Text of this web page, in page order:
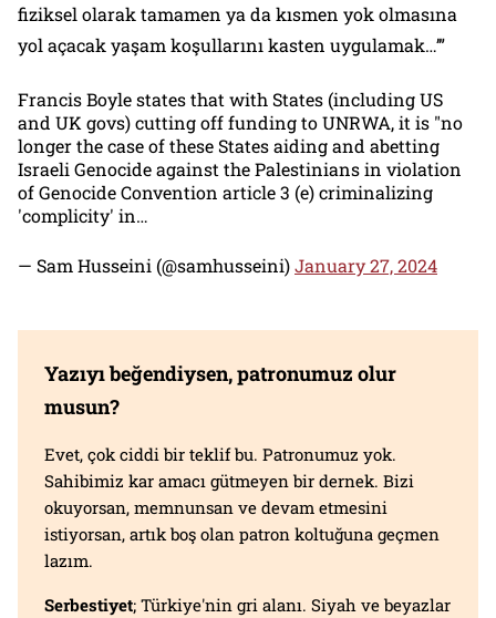
fiziksel olarak tamamen ya da kısmen yok olmasına
yol açacak yaşam koşullarını kasten uygulamak…’”
Francis Boyle states that with States (including US
and UK govs) cutting off funding to UNRWA, it is "no
longer the case of these States aiding and abetting
Israeli Genocide against the Palestinians in violation
of Genocide Convention article 3 (e) criminalizing
'complicity' in…
— Sam Husseini (@samhusseini)January 27, 2024
Yazıyı beğendiysen, patronumuz olur
musun?
Evet, çok ciddi bir teklif bu. Patronumuz yok.
Sahibimiz kar amacı gütmeyen bir dernek. Bizi
okuyorsan, memnunsan ve devam etmesini
istiyorsan, artık boş olan patron koltuğuna geçmen
lazım.
Serbestiyet; Türkiye'nin gri alanı. Siyah ve beyazlar